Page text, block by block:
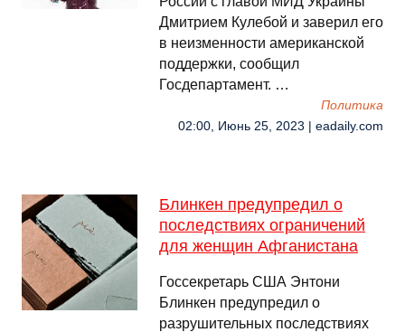
Дмитрием Кулебой и заверил его
в неизменности американской
поддержки, сообщил
Госдепартамент. …
Политика
02:00, Июнь 25, 2023 | eadaily.com
Блинкен предупредил о
последствиях ограничений
для женщин Афганистана
Госсекретарь США Энтони
Блинкен предупредил о
разрушительных последствиях